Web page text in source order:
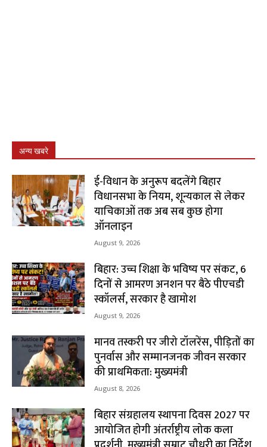
अन्य खबरे
ई-विधान के अनुरूप बदलेंगे बिहार
विधानसभा के नियम, शून्यकाल से लेकर
याचिकाओं तक अब सब कुछ होगा
ऑनलाइन
August 9, 2026
बिहार: उच्च शिक्षा के भविष्य पर संकट, 6
दिनों से आमरण अनशन पर बैठे पीएचडी
स्कॉलर्स, सरकार है खामोश
August 9, 2026
मानव तस्करी पर जीरो टॉलरेंस, पीड़ितों का
पुनर्वास और सम्मानजनक जीवन सरकार
की प्राथमिकता: मुख्यमंत्री
August 8, 2026
बिहार संग्रहालय स्थापना दिवस 2027 पर
आयोजित होगी अंतर्राष्ट्रीय लोक कला